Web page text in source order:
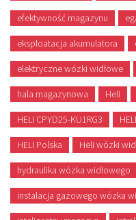
efektywność magazynu
eksploatacja akumulatora
elektryczne wózki widłowe
hala magazynowa Heli
HELI CPYD25-KU1RG3
HELI Polska Heli wózki
hydraulika wózka widłowego
instalacja gazowego wózka